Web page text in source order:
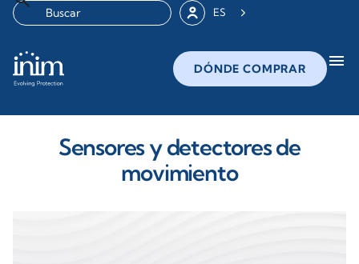
ES
DÓNDE COMPRAR menu
Sensores y detectores de
movimiento